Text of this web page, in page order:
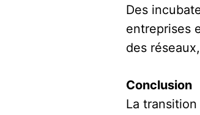
Des
entreprises
des
Conclusion
La